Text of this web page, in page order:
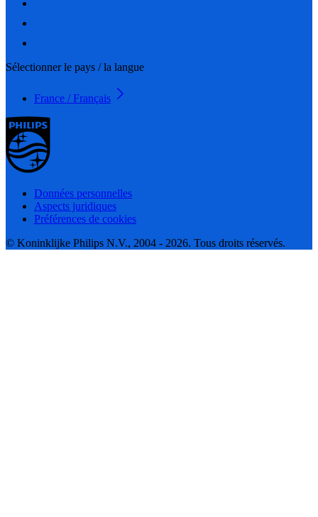
Sélectionner le pays / la langue
France / Français
Données personnelles
Aspects juridiques
Préférences de cookies
© Koninklijke Philips N.V., 2004 - 2026. Tous droits réservés.